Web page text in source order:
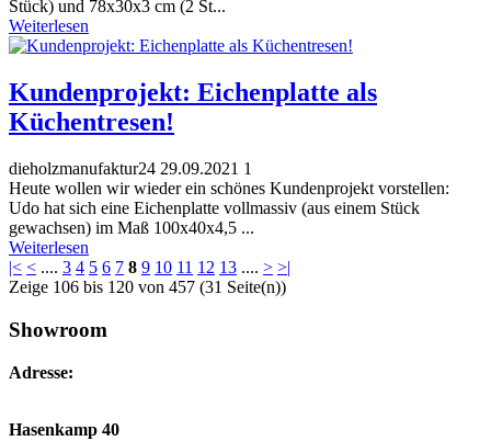
Stück) und 78x30x3 cm (2 St...
Weiterlesen
Kundenprojekt: Eichenplatte als
Küchentresen!
dieholzmanufaktur24 29.09.2021 1
Heute wollen wir wieder ein schönes Kundenprojekt vorstellen:
Udo hat sich eine Eichenplatte vollmassiv (aus einem Stück
gewachsen) im Maß 100x40x4,5 ...
Weiterlesen
|< < .... 3 4 5 6 7 8 9 10 11 12 13 .... > >|
Zeige 106 bis 120 von 457 (31 Seite(n))
Showroom
Adresse:
Hasenkamp 40